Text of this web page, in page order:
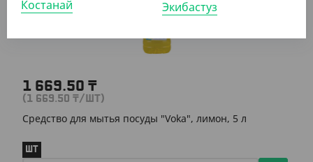
1 669.50 ₸
(1 669.50 ₸/ШТ)
Средство для мытья посуды "Voka", лимон, 5 л
ШТ
Костанай
Экибастуз